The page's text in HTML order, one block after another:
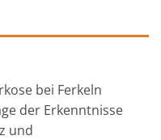
bei Ferkeln
der Erkenntnisse
und